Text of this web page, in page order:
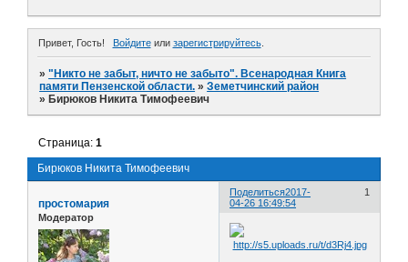
Привет, Гость! Войдитеили зарегистрируйтесь.
»"Никто не забыт, ничто не забыто". Всенародная Книга
памяти Пензенской области. »Земетчинский район
» Бирюков Никита Тимофеевич
Бирюков Никита Тимофеевич
Страница:1
Поделиться 1
2017-
04-26 16:49:54
простомария
Модератор